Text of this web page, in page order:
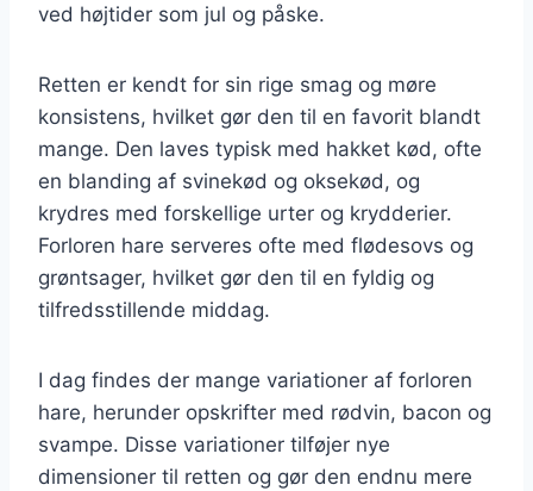
ved højtider som jul og påske.
Retten er kendt for sin rige smag og møre
konsistens, hvilket gør den til en favorit blandt
mange. Den laves typisk med hakket kød, ofte
en blanding af svinekød og oksekød, og
krydres med forskellige urter og krydderier.
Forloren hare serveres ofte med flødesovs og
grøntsager, hvilket gør den til en fyldig og
tilfredsstillende middag.
I dag findes der mange variationer af forloren
hare, herunder opskrifter med rødvin, bacon og
svampe. Disse variationer tilføjer nye
dimensioner til retten og gør den endnu mere